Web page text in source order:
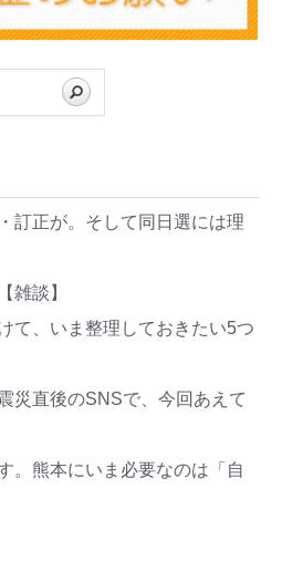
訂正が。そして同日選には理
雑談】
て、いま整理しておきたい5つ
災直後のSNSで、今回あえて
。熊本にいま必要なのは「自